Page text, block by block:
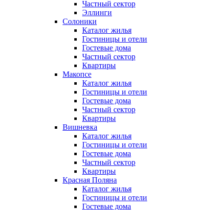
Частный сектор
Эллинги
Солоники
Каталог жилья
Гостиницы и отели
Гостевые дома
Частный сектор
Квартиры
Макопсе
Каталог жилья
Гостиницы и отели
Гостевые дома
Частный сектор
Квартиры
Вишневка
Каталог жилья
Гостиницы и отели
Гостевые дома
Частный сектор
Квартиры
Красная Поляна
Каталог жилья
Гостиницы и отели
Гостевые дома